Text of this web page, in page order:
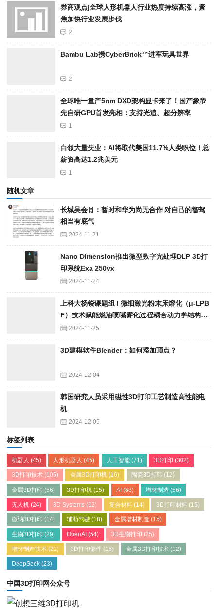
券商观点|全球人形机器人行业热度持续高涨，聚
焦加快行业发展步伐
2
Bambu Lab携Cyber​​Brick™进军玩具世界
2
全球唯一量产5nm DXD架构显卡来了！国产象帝
先自研GPU首发亮相：支持光追、超分辨率
1
白领大量失业：AI将取代美国11.7%人类职位！总
薪资高达1.2兆美元
1
随机文章
长城吴会肖：暂时和华为尚无合作 对自己的智驾
相当有底气
2024-11-21
Nano Dimension推出微型数字光处理DLP 3D打
印系统Exa 250vx
2024-11-24
上科大杨锐课题组 l 微细激光粉末床熔化（μ-LPB
F）技术赋能燃油喷嘴雾化过程耦合动力学结构优
化 2024-11-25
3D建模软件Blender：如何添加顶点？
2024-12-04
韩国研究人员采用磁性3D打印工艺制造高性能电
机
2024-12-05
标签列表
机器人 (45) 人形机器人 (45) 人工智能(71) 3D打印 (302)
3D打印技术 (105) 金属3D打印机 (16) 陶瓷3D打印 (12)
金属3D打印 (56) 3D打印机 (15) AI(68) 增材制造 (56)
无人机 (24) 3D Systems (12) 复合材料(14) 3D打印材料 (15)
微纳3D打印 (14) 辅助驾驶 (18) 金属增材制造 (15)
生物3D打印 (29) OpenAI (54) 3D生物打印 (25)
增材制造技术 (21) 3D打印部件 (16) 金属3D打印技术(12)
DeepSeek (23)
中国3D打印网公众号